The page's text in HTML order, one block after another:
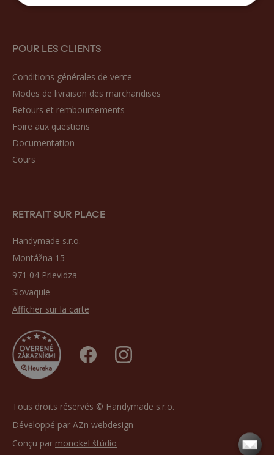
POUR LES CLIENTS
Conditions générales de vente
Modes de livraison des marchandises
Retours et remboursements
Foire aux questions
Documentation
Cours
RETRAIT SUR PLACE
Handymade s.r.o.
Montážna 15
971 04 Prievidza
Slovaquie
Afficher sur la carte
Tous droits réservés © Handymade s.r.o.
Développé par AZn webdesign
Conçu par monokel štúdio